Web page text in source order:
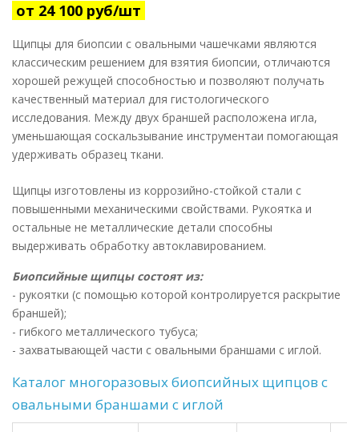
от 24 100 руб/шт
Щипцы для биопсии с овальными чашечками являются
классическим решением для взятия биопсии, отличаются
хорошей режущей способностью и позволяют получать
качественный материал для гистологического
исследования. Между двух браншей расположена игла,
уменьшающая соскальзывание инструментаи помогающая
удерживать образец ткани.
Щипцы изготовлены из коррозийно-стойкой стали с
повышенными механическими свойствами. Рукоятка и
остальные не металлические детали способны
выдерживать обработку автоклавированием.
Биопсийные щипцы состоят из:
- рукоятки (с помощью которой контролируется раскрытие
браншей);
- гибкого металлического тубуса;
- захватывающей части с овальными браншами с иглой.
Каталог многоразовых биопсийных щипцов с
овальными браншами с иглой